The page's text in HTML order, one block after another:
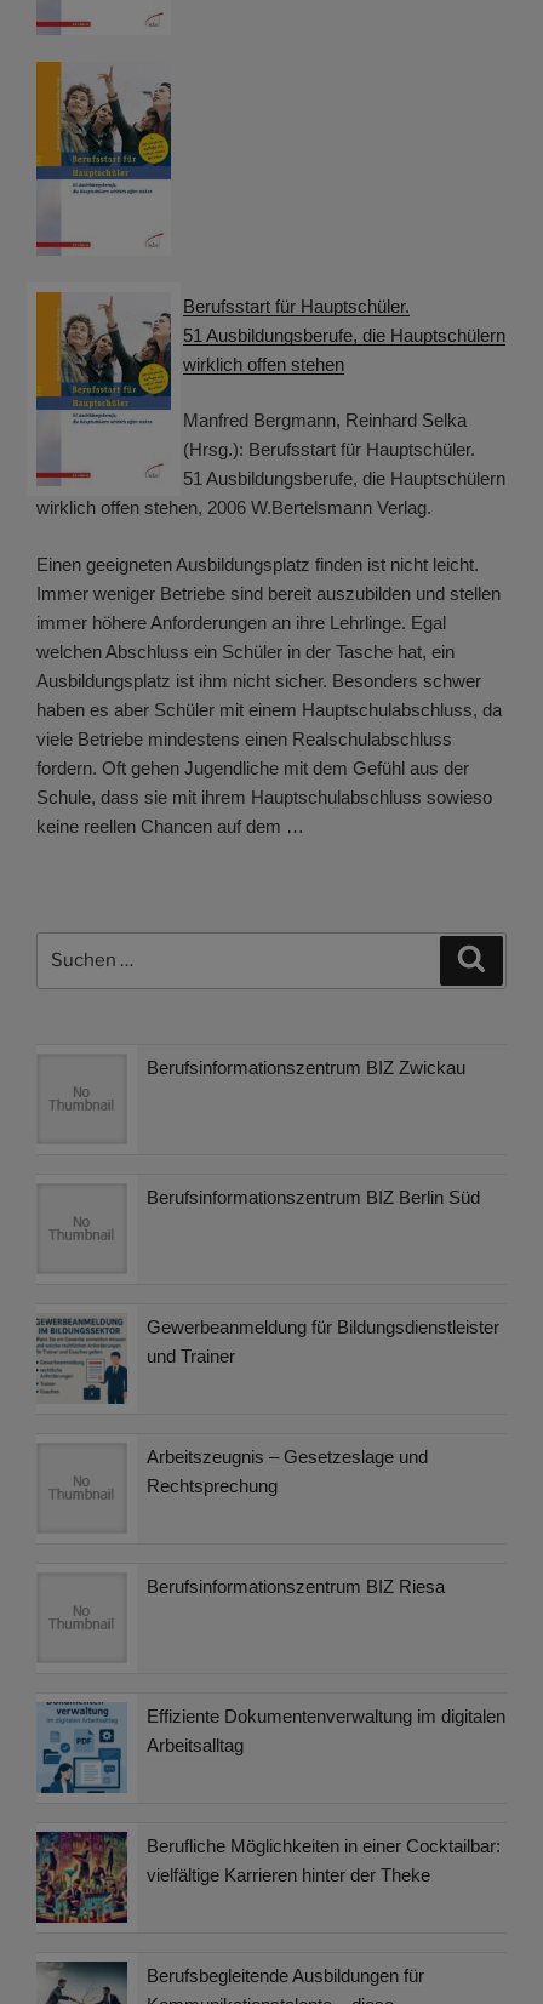
Berufsstart für Hauptschüler.
51 Ausbildungsberufe, die Hauptschülern
wirklich offen stehen
Manfred Bergmann, Reinhard Selka
(Hrsg.): Berufsstart für Hauptschüler.
51 Ausbildungsberufe, die Hauptschülern
wirklich offen stehen, 2006 W.Bertelsmann Verlag.
Einen geeigneten Ausbildungsplatz finden ist nicht leicht.
Immer weniger Betriebe sind bereit auszubilden und stellen
immer höhere Anforderungen an ihre Lehrlinge. Egal
welchen Abschluss ein Schüler in der Tasche hat, ein
Ausbildungsplatz ist ihm nicht sicher. Besonders schwer
haben es aber Schüler mit einem Hauptschulabschluss, da
viele Betriebe mindestens einen Realschulabschluss
fordern. Oft gehen Jugendliche mit dem Gefühl aus der
Schule, dass sie mit ihrem Hauptschulabschluss sowieso
keine reellen Chancen auf dem …
Berufsinformationszentrum BIZ Zwickau
Berufsinformationszentrum BIZ Berlin Süd
Gewerbeanmeldung für Bildungsdienstleister
und Trainer
Arbeitszeugnis – Gesetzeslage und
Rechtsprechung
Berufsinformationszentrum BIZ Riesa
Effiziente Dokumentenverwaltung im digitalen
Arbeitsalltag
Berufliche Möglichkeiten in einer Cocktailbar:
vielfältige Karrieren hinter der Theke
Berufsbegleitende Ausbildungen für